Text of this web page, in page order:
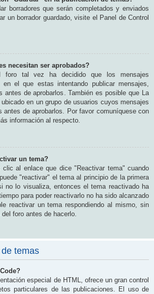
borradores que serán completados y enviados
un borrador guardado, visite el Panel de Control
necesitan ser aprobados?
foro tal vez ha decidido que los mensajes
el que estas intentando publicar mensajes,
antes de aprobarlos. También es posible que La
en un grupo de usuarios cuyos mensajes
antes de aprobarlos. Por favor comuníquese con
información al respecto.
un tema?
clic al enlace que dice "Reactivar tema" cuando
"reactivar" el tema al principio de la primera
no lo visualiza, entonces el tema reactivado ha
para poder reactivarlo no ha sido alcanzado
reactivar un tema respondiendo al mismo, sin
foro antes de hacerlo.
temas
especial de HTML, ofrece un gran control
particulares de las publicaciones. El uso de